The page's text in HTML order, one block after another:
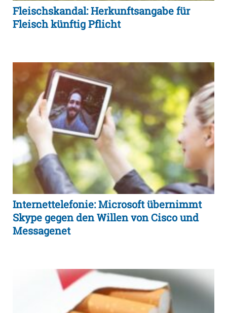
Fleischskandal: Herkunftsangabe für
Fleisch künftig Pflicht
Internettelefonie: Microsoft übernimmt
Skype gegen den Willen von Cisco und
Messagenet